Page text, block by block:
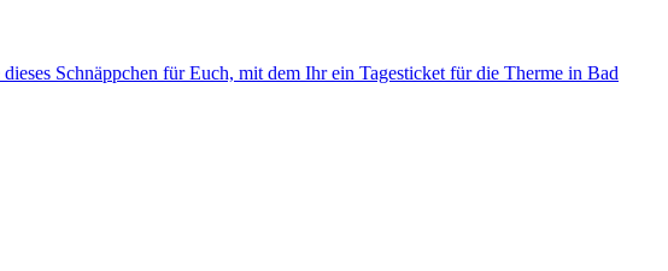
Schnäppchen für Euch, mit dem Ihr ein Tagesticket für die Therme in Bad